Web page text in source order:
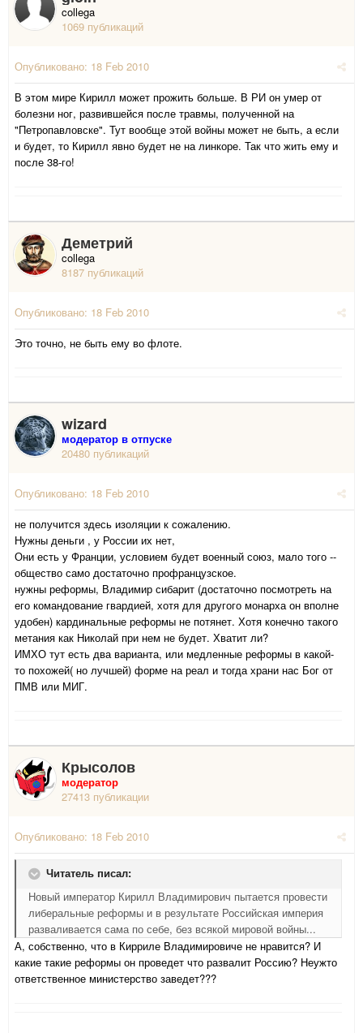
collega
1069 публикаций
Опубликовано: 18 Feb 2010
В этом мире Кирилл может прожить больше. В РИ он умер от
болезни ног, развившейся после травмы, полученной на
"Петропавловске". Тут вообще этой войны может не быть, а если
и будет, то Кирилл явно будет не на линкоре. Так что жить ему и
после 38-го!
Деметрий
collega
8187 публикаций
Опубликовано: 18 Feb 2010
Это точно, не быть ему во флоте.
wizard
модератор в отпуске
20480 публикаций
Опубликовано: 18 Feb 2010
не получится здесь изоляции к сожалению.
Нужны деньги , у России их нет,
Они есть у Франции, условием будет военный союз, мало того --
общество само достаточно профранцузское.
нужны реформы, Владимир сибарит (достаточно посмотреть на
его командование гвардией, хотя для другого монарха он вполне
удобен) кардинальные реформы не потянет. Хотя конечно такого
метания как Николай при нем не будет. Хватит ли?
ИМХО тут есть два варианта, или медленные реформы в какой-
то похожей( но лучшей) форме на реал и тогда храни нас Бог от
ПМВ или МИГ.
Крысолов
модератор
27413 публикации
Опубликовано: 18 Feb 2010
Читатель писал:
Новый император Кирилл Владимирович пытается провести
либеральные реформы и в результате Российская империя
разваливается сама по себе, без всякой мировой войны...
А, собственно, что в Кирриле Владимировиче не нравится? И
какие такие реформы он проведет что развалит Россию? Неужто
ответственное министерство заведет???